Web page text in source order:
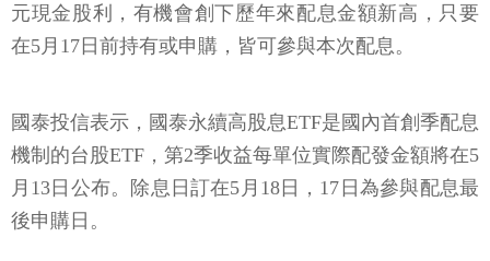
元現金股利，有機會創下歷年來配息金額新高，只要
在5月17日前持有或申購，皆可參與本次配息。
國泰投信表示，國泰永續高股息ETF是國內首創季配息
機制的台股ETF，第2季收益每單位實際配發金額將在5
月13日公布。除息日訂在5月18日，17日為參與配息最
後申購日。